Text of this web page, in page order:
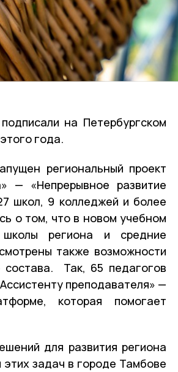
на Петербургском
года.
региональный проект
— «Непрерывное развитие
школ, 9 колледжей и более
о том, что в новом учебном
региона и средние
также возможности
состава. Так, 65 педагогов
преподавателя» —
которая помогает
для развития региона
задач в городе Тамбове